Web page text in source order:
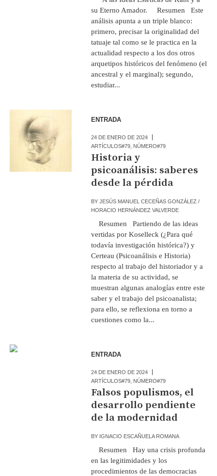
su Eterno Amador. Resumen Este
análisis apunta a un triple blanco:
primero, precisar la originalidad del
tatuaje tal como se le practica en la
actualidad respecto a los dos otros
arquetipos históricos del fenómeno (el
ancestral y el marginal); segundo,
estudiar...
ENTRADA
24 DE ENERO DE 2024
ARTÍCULOS#79 NÚMERO#79
Historia y
psicoanálisis: saberes
desde la pérdida
BYJESÚS MANUEL CECEÑAS GONZÁLEZ /
HORACIO HERNÁNDEZ VALVERDE
Resumen Partiendo de las ideas
vertidas por Koselleck (¿Para qué
todavía investigación histórica?) y
Certeau (Psicoanálisis e Historia)
respecto al trabajo del historiador y a
la materia de su actividad, se
muestran algunas analogías entre este
saber y el trabajo del psicoanalista;
para ello, se reflexiona en torno a
cuestiones como la...
ENTRADA
24 DE ENERO DE 2024
ARTÍCULOS#79 NÚMERO#79
Falsos populismos, el
desarrollo pendiente
de la modernidad
BY IGNACIO ESCAÑUELA ROMANA
Resumen Hay una crisis profunda
en las legitimidades y los
procedimientos de las democracias